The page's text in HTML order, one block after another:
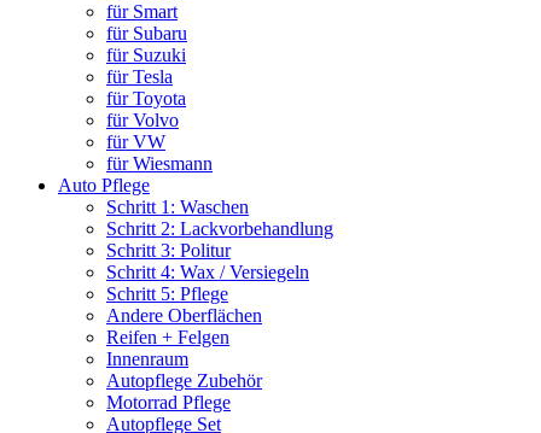
für Smart
für Subaru
für Suzuki
für Tesla
für Toyota
für Volvo
für VW
für Wiesmann
Auto Pflege
Schritt 1: Waschen
Schritt 2: Lackvorbehandlung
Schritt 3: Politur
Schritt 4: Wax / Versiegeln
Schritt 5: Pflege
Andere Oberflächen
Reifen + Felgen
Innenraum
Autopflege Zubehör
Motorrad Pflege
Autopflege Set